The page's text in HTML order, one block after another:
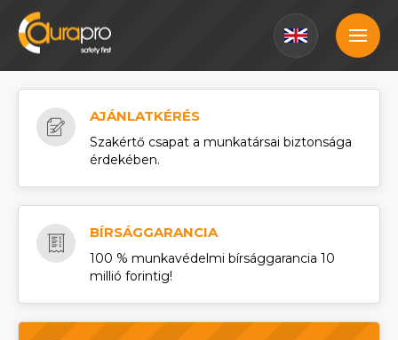
AJÁNLATKÉRÉS
Szakértő csapat a munkatársai biztonsága
érdekében.
BÍRSÁGGARANCIA
100 % munkavédelmi bírsággarancia 10
millió forintig!